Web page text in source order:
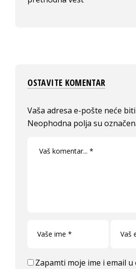
OSTAVITE KOMENTAR
Vaša adresa e-pošte neće
Neophodna polja su
Zapamti moje ime i email u